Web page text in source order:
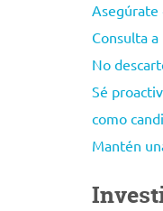
Asegúrate
Consulta
No
Sé
como
Mantén